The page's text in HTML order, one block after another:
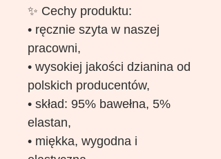
✨ Cechy produktu:
• ręcznie szyta w naszej
pracowni,
• wysokiej jakości dzianina od
polskich producentów,
• skład: 95% bawełna, 5%
elastan,
• miękka, wygodna i